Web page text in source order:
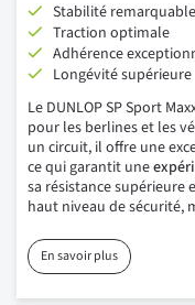
Stabilité remarquable
Traction optimale
Adhérence
Longévité supérieure
Le DUNLOP SP Sport
pour les berlines et les
un circuit, il offre une
ce qui garantit une
sa résistance supérieure
haut niveau de sécurité,
En savoir plus